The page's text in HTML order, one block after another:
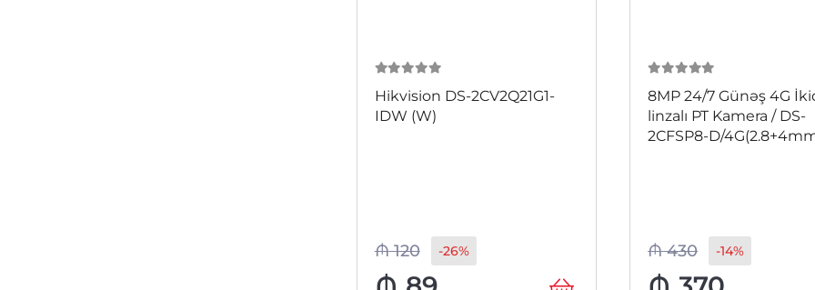
Hikvision DS-2CV2Q21G1-
IDW (W)
₼120 -26%
8MP 24/7 Günəş 4G
linzalı PT Kamera / DS-
2CFSP8-D/
₼430 -14%